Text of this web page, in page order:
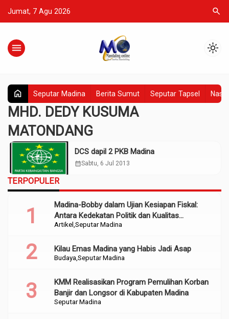
Jumat, 7 Agu 2026 search
menu light_mode
home Seputar Madina Berita Sumut Seputar Tapsel
MHD. DEDY KUSUMA
MATONDANG
DCS dapil 2 PKB Madina
calendar_monthSabtu, 6 Jul 2013
TERPOPULER
Artikel Seputar Madina
Madina-Bobby dalam Ujian Kesiapan Fiskal:
Antara Kedekatan Politik dan Kualitas
Perencanaan
Budaya Seputar Madina
Kilau Emas Madina yang Habis Jadi Asap
Seputar Madina
KMM Realisasikan Program Pemulihan Korban
Banjir dan Longsor di Kabupaten Madina